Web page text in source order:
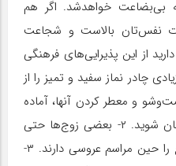
بی‌بضاعت خواهدشد. اگر هم
نفس‌تان بالاست و شجاعت
از این پذیرایی‌های فرهنگی
تعداد زیادی چادر نماز سفید و تمیز را از
و معطر کردن آنها، آماده
برگزاری نماز اول وقت در مراسم‌تان شوید. ۲- بعضی زوج‌ها حتی
تجربه خواندن نماز جماعت سریع را حین مراسم عروسی دارند. ۳-